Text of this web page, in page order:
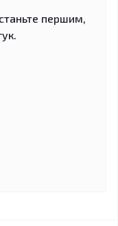
першим,